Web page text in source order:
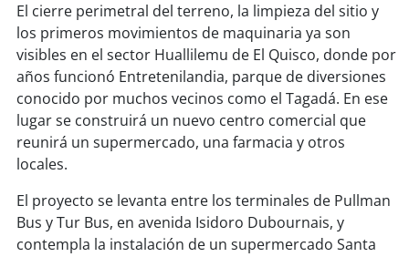
soyantofagasta
soycopiapó
soyvalparaíso
soy
soysanantonio
El cierre perimetral del terreno, la limpieza del sitio y
los primeros movimientos de maquinaria ya son
visibles en el sector Huallilemu de El Quisco, donde por
años funcionó Entretenilandia, parque de diversiones
conocido por muchos vecinos como el Tagadá. En ese
lugar se construirá un nuevo centro comercial que
reunirá un supermercado, una farmacia y otros
locales.
El proyecto se levanta entre los terminales de Pullman
Bus y Tur Bus, en avenida Isidoro Dubournais, y
contempla la instalación de un supermercado Santa